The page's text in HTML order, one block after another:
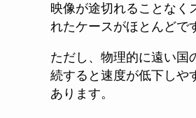
映像が途切れることなく
れたケースがほとんどで
ただし、物理的に遠い国
続すると速度が低下しや
あります。